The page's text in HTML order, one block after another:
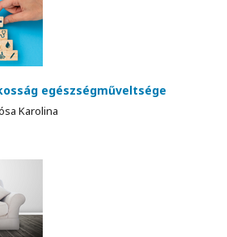
egészségműveltsége
Karolina